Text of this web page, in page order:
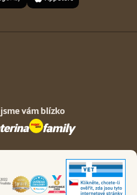
jsme vám blízko